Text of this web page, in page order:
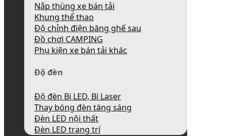
Nắp thùng xe bán tải
Khung thể thao
Độ chỉnh điện băng ghế sau
Đồ chơi CAMPING
Phụ kiện xe bán tải khác
Độ đèn
Độ đèn Bi LED, Bi Laser
Thay bóng đèn tăng sáng
Đèn LED nội thất
Đèn LED trang trí